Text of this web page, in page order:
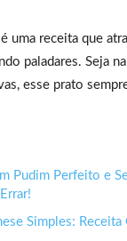
é uma receita que
paladares. Seja
esse prato
Pudim Perfeito e
Simples: Receita